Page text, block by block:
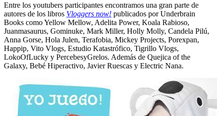
Entre los youtubers participantes encontramos una gran parte de
autores de los libros Vloggers now! publicados por Underbrain
Books como Yellow Mellow, Adelita Power, Koala Rabioso,
Juanmasaurus, Gominuke, Mark Miller, Holly Molly, Candela Pilú,
Anna Gorse, Hola Julen, Terafobia, Mickey Projects, Porexpan,
Happip, Vito Vlogs, Estudio Katastrófico, Tigrillo Vlogs,
LokoOfLucky y PercebesyGrelos. Además de Quejica of the
Galaxy, Bebé Hiperactivo, Javier Ruescas y Electric Nana.